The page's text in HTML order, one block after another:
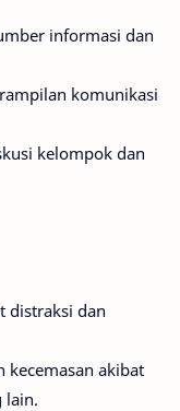
informasi dan
komunikasi
kelompok dan
distraksi dan
kecemasan akibat
lain.